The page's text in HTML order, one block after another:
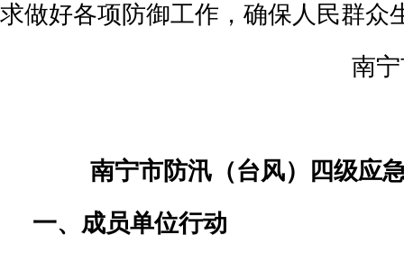
求做好各项防御工作，确保人民群众
南
南宁市防汛（台风）四级应
一、成员单位行动